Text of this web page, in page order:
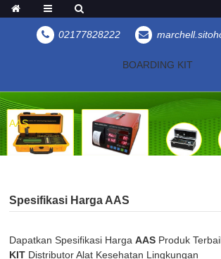
02177828222
BOARDING KIT
AAS
Spesifikasi Harga AAS
Dapatkan Spesifikasi HargaAAS Produk
KIT Distributor Alat Kesehatan Lingkungan